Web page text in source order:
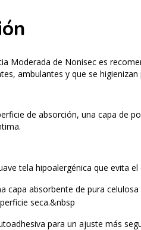
Moderada de Nonisec es
ambulantes y que se
de absorción, una capa de
tela hipoalergénica que evita
capa absorbente de pura
seca.&nbsp
para un ajuste más